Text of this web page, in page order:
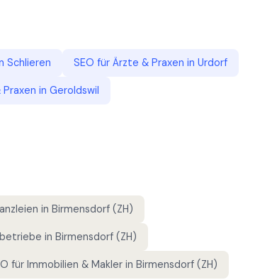
Schlieren SEO für Ärzte & Praxen in Urdorf
in Geroldswil
in Birmensdorf (ZH)
in Birmensdorf (ZH)
für Immobilien & Makler in Birmensdorf (ZH)